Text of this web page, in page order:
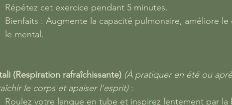
Répétez cet exercice pendant 5 minutes.
Bienfaits : Augmente la capacité pulmonaire, améliore
le mental.
(Respiration rafraîchissante) (À pratiquer en été ou
le corps et apaiser l’esprit) :
Roulez votre langue en tube et inspirez lentement par la